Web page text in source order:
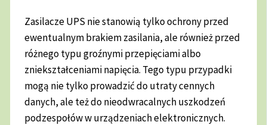
Zasilacze UPS nie stanowią tylko ochrony przed
ewentualnym brakiem zasilania, ale również przed
różnego typu groźnymi przepięciami albo
zniekształceniami napięcia. Tego typu przypadki
mogą nie tylko prowadzić do utraty cennych
danych, ale też do nieodwracalnych uszkodzeń
podzespołów w urządzeniach elektronicznych.